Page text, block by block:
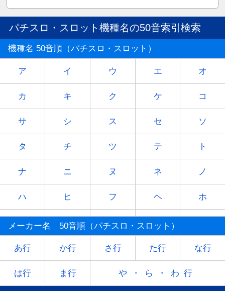
パチスロ・スロット機種名の50音索引検索
機種名 50音順（パチスロ・スロット）
ア イ ウ エ オ
カ キ ク ケ コ
サ シ ス セ ソ
タ チ ツ テ ト
ナ ニ ヌ ネ ノ
ハ ヒ フ ヘ ホ
マ ミ ム メ
ヤ - ユ - ヨ
ラ リ レ
メーカー名 50音順（パチスロ・スロット）
あ行 か行 さ行 た行 な行
は行 ま行 や・ら・わ行